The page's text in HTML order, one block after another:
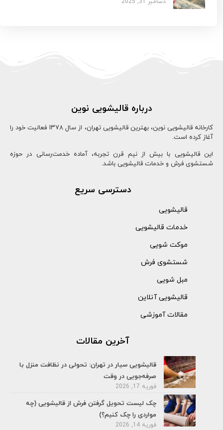
دسامبر 31, 2025
درباره قالیشویی نوین
کارخانه قالیشویی نوین، بهترین قالیشویی تهران، از سال ۱۳78 فعالیت خود را
آغاز کرده است.
این قالیشویی با بیش از نیم قرن تجربه، آماده خدمت‌رسانی در حوزه
شستشوی فرش و خدمات قالیشویی باشد.
دسترسی سریع
قالیشویی
خدمات قالیشویی
موکت شویی
شستشوی فرش
مبل شویی
قالیشویی آنلاین
مقالات آموزشی
آخرین مقالات
قالیشویی سیار در تهران: تحولی در نظافت منزل با
صرفه‌جویی در وقت
فوریه 17, 2026
چک لیست تحویل گرفتن فرش از قالیشویی (چه
مواردی را چک کنیم؟)
فوریه 14, 2026